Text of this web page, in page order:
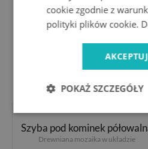
244.99 PLN
Szyba pod kominek
Drewniana mozaika w układzie
cookie zgodnie z
polityki plików cookie.
POKAŻ SZCZEGÓŁY